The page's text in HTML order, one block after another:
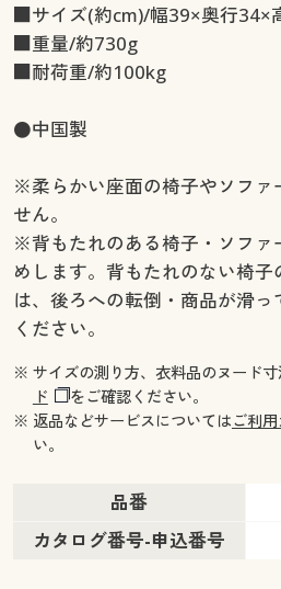
■サイズ(約cm)/幅39×奥行34×
■重量/約730g
■耐荷重/約100kg
●中国製
※柔らかい座面の椅子やソファ
せん。
※背もたれのある椅子・ソファ
めします。背もたれのない椅
は、後ろへの転倒・商品が滑
ください。
※ サイズの測り方、衣料品のヌード
ド
をご確認ください。
※ 返品などサービスについてはご利
い。
品番
カタログ番号-申込番号